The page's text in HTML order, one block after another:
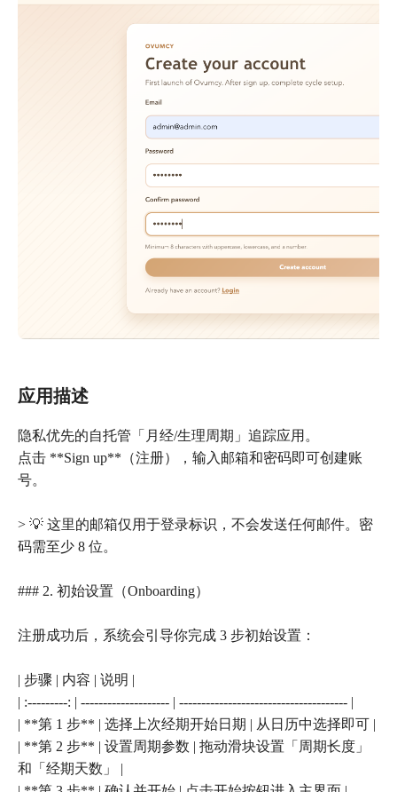
应用描述
隐私优先的自托管「月经/生理周期」追踪应用。
点击 **Sign up**（注册），输入邮箱和密码即可创建账
号。
> 💡 这里的邮箱仅用于登录标识，不会发送任何邮件。密
码需至少 8 位。
### 2. 初始设置（Onboarding）
注册成功后，系统会引导你完成 3 步初始设置：
| 步骤 | 内容 | 说明 |
| :---------: | -------------------- | -------------------------------------- |
| **第 1 步** | 选择上次经期开始日期 | 从日历中选择即可 |
| **第 2 步** | 设置周期参数 | 拖动滑块设置「周期长度」
和「经期天数」 |